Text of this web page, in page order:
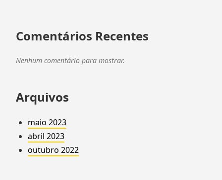
Comentários Recentes
Nenhum comentário para mostrar.
Arquivos
maio 2023
abril 2023
outubro 2022